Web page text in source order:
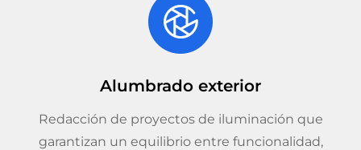
Alumbrado exterior
Redacción de proyectos de iluminación que
garantizan un equilibrio entre funcionalidad,